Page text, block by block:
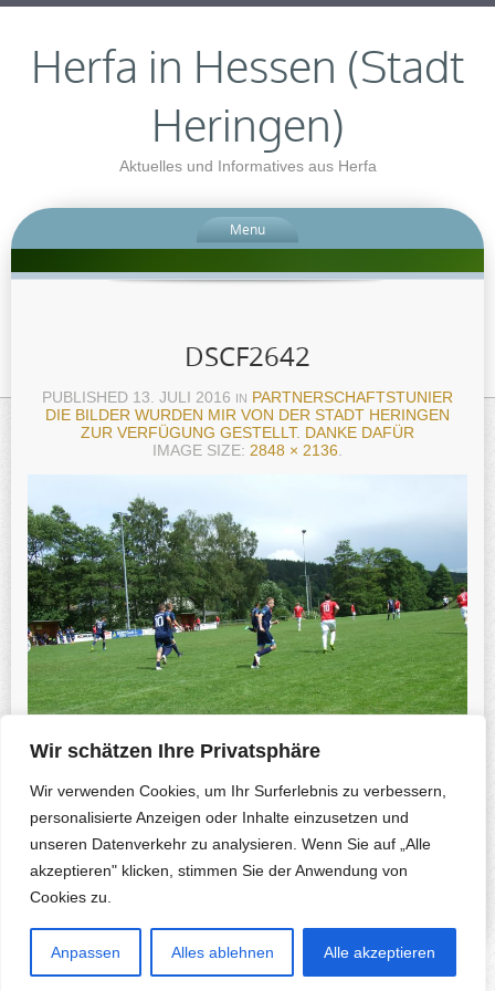
Wir schätzen Ihre Privatsphäre
Wir verwenden Cookies, um Ihr Surferlebnis zu verbessern,
personalisierte Anzeigen oder Inhalte einzusetzen und
unseren Datenverkehr zu analysieren. Wenn Sie auf „Alle
akzeptieren" klicken, stimmen Sie der Anwendung von
Cookies zu.
Anpassen Alles ablehnen Alle akzeptieren
Herfa in Hessen (Stadt
Heringen)
Aktuelles und Informatives aus Herfa
Menu
DSCF2642
PUBLISHED 13. JULI 2016 IN PARTNERSCHAFTSTUNIER
DIE BILDER WURDEN MIR VON DER STADT HERINGEN
ZUR VERFÜGUNG GESTELLT. DANKE DAFÜR
IMAGE SIZE: 2848 × 2136.
Previous Photo Next Photo